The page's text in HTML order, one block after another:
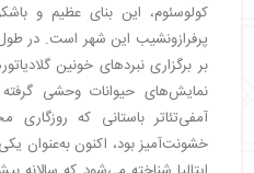
کولوسئوم، این بنای عظیم و
پرفرازونشیب این شهر است. در
بر برگزاری نبردهای خونین
نمایش‌های حیوانات وحشی
آمفی‌تئاتر باستانی که
خشونت‌آمیز بود، اکنون به‌عنوان